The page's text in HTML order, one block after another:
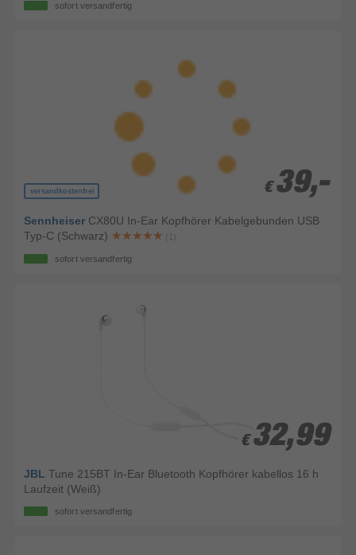
sofort versandfertig
versandkostenfrei € 39,-
€ 39,-
Sennheiser CX80U In-Ear Kopfhörer Kabelgebunden USB
Typ-C (Schwarz)
(1)
sofort versandfertig
€ 32,99
€ 32,99
JBL Tune 215BT In-Ear Bluetooth Kopfhörer kabellos 16 h
Laufzeit (Weiß)
sofort versandfertig